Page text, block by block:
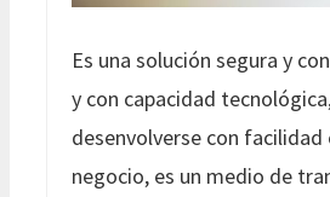
Es una solución segura y
y con capacidad
desenvolverse con
negocio, es un medio de